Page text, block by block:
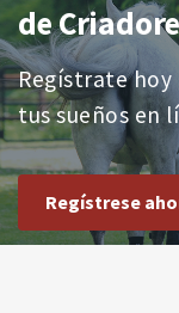
de
Regístrate hoy
tus sueños en
Regístrese